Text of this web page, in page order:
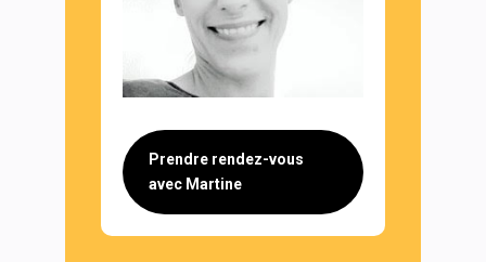
Prendre rendez-vous
avec Martine